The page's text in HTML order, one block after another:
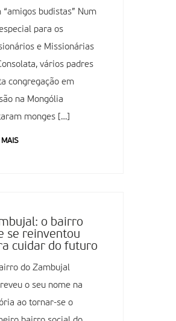
“amigos budistas” Num
para os
e Missionárias
vários padres
congregação em
na Mongólia
monges […]
MAIS
o bairro
se reinventou
cuidar do futuro
do Zambujal
o seu nome na
ao tornar-se o